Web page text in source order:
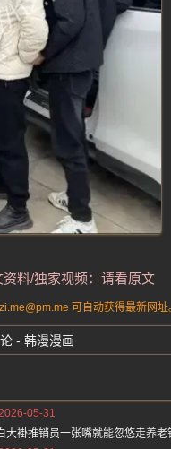
料/独家视频：请看原文
可自动获得最新网址
- 韩漫漫画
05-31
褂推销员一张嘴就能忽悠走养老